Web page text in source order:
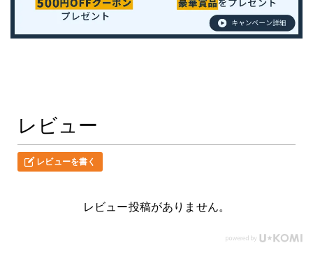
レビュー
レビューを書く
レビュー投稿がありません。